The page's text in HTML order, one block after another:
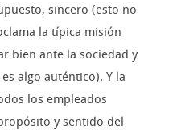
sincero (esto no
la típica misión
bien ante la sociedad y
algo auténtico). Y la
los empleados
y sentido del